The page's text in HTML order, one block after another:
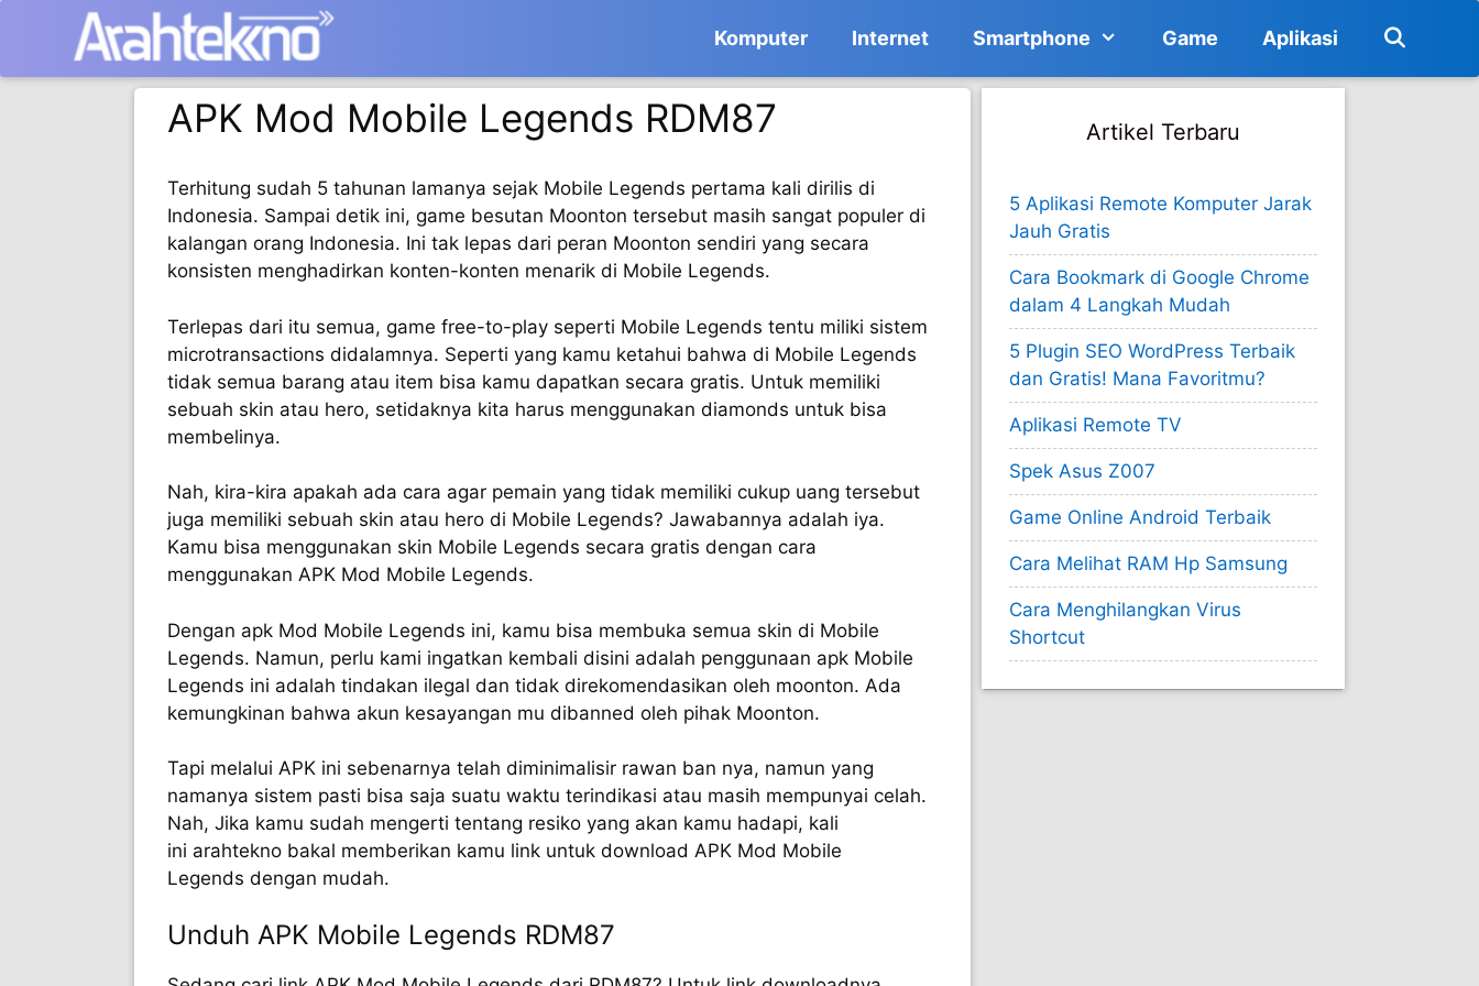
Komputer Internet Smartphone Game Aplikasi
APK Mod Mobile Legends RDM87
Terhitung sudah 5 tahunan lamanya sejak Mobile Legends pertama kali dirilis di
Indonesia. Sampai detik ini, game besutan Moonton tersebut masih sangat populer di
kalangan orang Indonesia. Ini tak lepas dari peran Moonton sendiri yang secara
konsisten menghadirkan konten-konten menarik di Mobile Legends.
Terlepas dari itu semua, game free-to-play seperti Mobile Legends tentu miliki sistem
microtransactions didalamnya. Seperti yang kamu ketahui bahwa di Mobile Legends
tidak semua barang atau item bisa kamu dapatkan secara gratis. Untuk memiliki
sebuah skin atau hero, setidaknya kita harus menggunakan diamonds untuk bisa
membelinya.
Nah, kira-kira apakah ada cara agar pemain yang tidak memiliki cukup uang tersebut
juga memiliki sebuah skin atau hero di Mobile Legends? Jawabannya adalah iya.
Kamu bisa menggunakan skin Mobile Legends secara gratis dengan cara
menggunakan APK Mod Mobile Legends.
Dengan apk Mod Mobile Legends ini, kamu bisa membuka semua skin di Mobile
Legends. Namun, perlu kami ingatkan kembali disini adalah penggunaan apk Mobile
Legends ini adalah tindakan ilegal dan tidak direkomendasikan oleh moonton. Ada
kemungkinan bahwa akun kesayangan mu dibanned oleh pihak Moonton.
Tapi melalui APK ini sebenarnya telah diminimalisir rawan ban nya, namun yang
namanya sistem pasti bisa saja suatu waktu terindikasi atau masih mempunyai celah.
Nah, Jika kamu sudah mengerti tentang resiko yang akan kamu hadapi, kali
ini arahtekno bakal memberikan kamu link untuk download APK Mod Mobile
Legends dengan mudah.
Unduh APK Mobile Legends RDM87
Artikel Terbaru
5 Aplikasi Remote Komputer Jarak
Jauh Gratis
Cara Bookmark di Google Chrome
dalam 4 Langkah Mudah
5 Plugin SEO WordPress Terbaik
dan Gratis! Mana Favoritmu?
Aplikasi Remote TV
Spek Asus Z007
Game Online Android Terbaik
Cara Melihat RAM Hp Samsung
Cara Menghilangkan Virus
Shortcut